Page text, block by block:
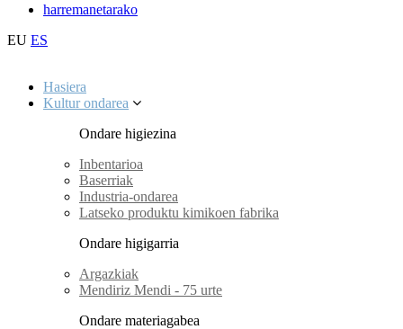
harremanetarako
EU ES
Hasiera
Kultur ondarea
Ondare higiezina
Inbentarioa
Baserriak
Industria-ondarea
Latseko produktu kimikoen fabrika
Ondare higigarria
Argazkiak
Mendiriz Mendi - 75 urte
Ondare materiagabea